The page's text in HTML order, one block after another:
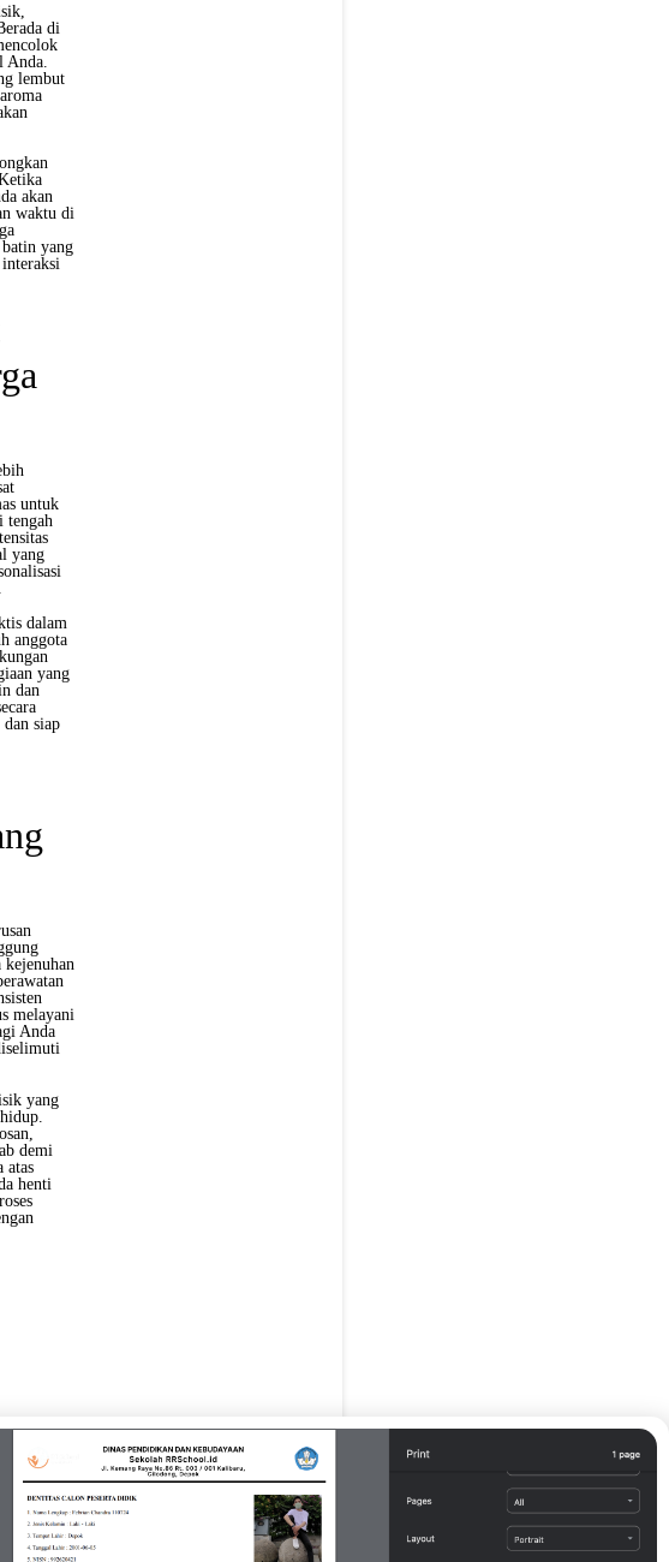
di
Anda.
lembut
akan
waktu di
yang
untuk
tengah
yang
dalam
anggota
yang
dan
siap
kejenuhan
melayani
Anda
yang
demi
atas
henti